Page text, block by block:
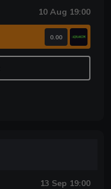
10 Aug 19:00
0.00
13 Sep 19:00